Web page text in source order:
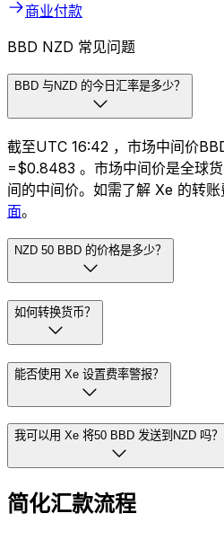
商业付款
BBD NZD 常见问题
BBD 与NZD 的今日汇率是多少？
截至UTC 16:42 ，市场中间价
=$0.8483 。市场中间价是全球
间的中间价。如需了解 Xe 的转
面。
NZD 50 BBD 的价格是多少？
如何转换货币？
能否使用 Xe 设置费率警报？
我可以用 Xe 将50 BBD 发送到NZD 吗？
简化汇款流程